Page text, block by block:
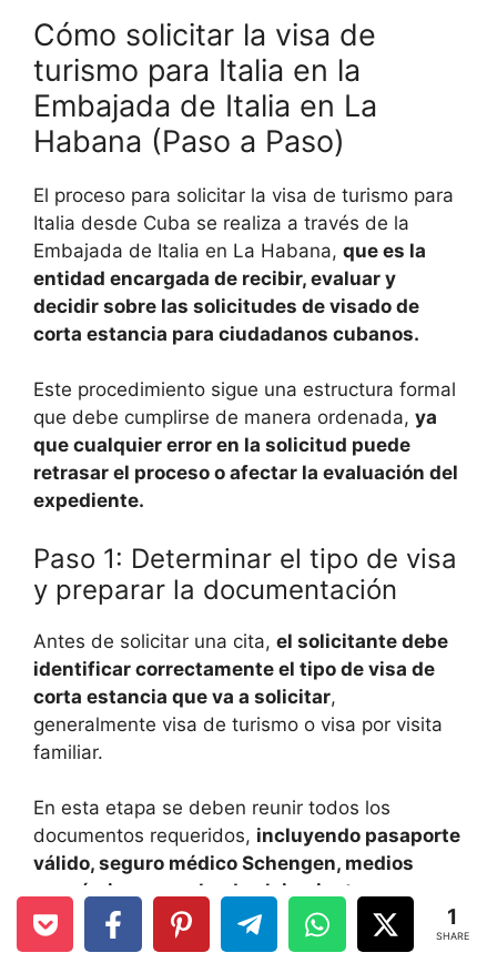
Cómo solicitar la visa de
turismo para Italia en la
Embajada de Italia en La
Habana (Paso a Paso)
El proceso para solicitar la visa de turismo para
Italia desde Cuba se realiza a través de la
Embajada de Italia en La Habana, que es la
entidad encargada de recibir, evaluar y
decidir sobre las solicitudes de visado de
corta estancia para ciudadanos cubanos.
Este procedimiento sigue una estructura formal
que debe cumplirse de manera ordenada, ya
que cualquier error en la solicitud puede
retrasar el proceso o afectar la evaluación del
expediente.
Paso 1: Determinar el tipo de visa
y preparar la documentación
Antes de solicitar una cita, el solicitante debe
identificar correctamente el tipo de visa de
corta estancia que va a solicitar,
generalmente visa de turismo o visa por visita
familiar.
En esta etapa se deben reunir todos los
documentos requeridos, incluyendo pasaporte
válido, seguro médico Schengen, medios
económicos, prueba de alojamiento y
cualquier documentación adicional como
carta de invitación, si aplica.
1
SHARE